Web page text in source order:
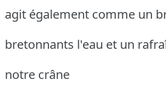
agit également comme un
bretonnants l'eau et un
notre crâne